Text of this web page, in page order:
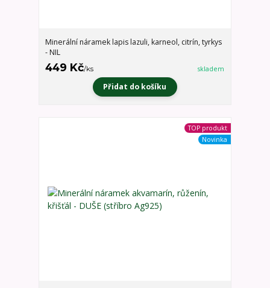
Minerální náramek lapis lazuli, karneol, citrín, tyrkys
- NIL
449 Kč/ks skladem
Přidat do košíku
TOP produkt
Novinka